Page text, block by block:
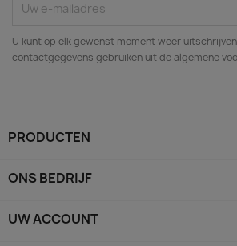
U kunt op elk gewenst moment weer
contactgegevens gebruiken uit de algemene
PRODUCTEN
ONS BEDRIJF
UW ACCOUNT